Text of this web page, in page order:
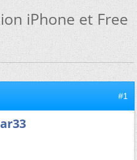
iPhone et Free
#1